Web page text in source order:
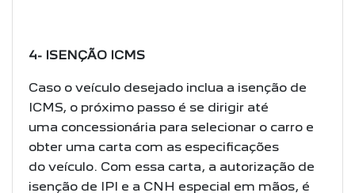
4- ISENÇÃO ICMS
Caso o veículo desejado inclua a isenção de
ICMS, o próximo passo é se dirigir até
uma concessionária para selecionar o carro e
obter uma carta com as especificações
do veículo. Com essa carta, a autorização de
isenção de IPI e a CNH especial em mãos, é